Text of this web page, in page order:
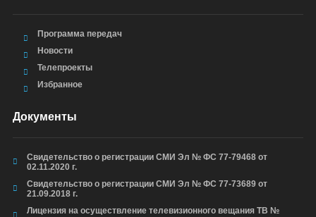
Программа передач
Новости
Телепроекты
Избранное
Документы
Свидетельство о регистрации СМИ Эл № ФС 77-79468 от
02.11.2020 г.
Свидетельство о регистрации СМИ Эл № ФС 77-73689 от
21.09.2018 г.
Лицензия на осуществление телевизионного вещания ТВ №